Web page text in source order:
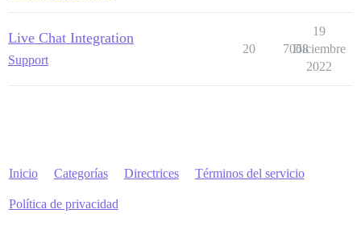
Live Chat Integration
Support
20 7068
19
Diciembre
2022
Inicio Categorías Directrices Términos del servicio
Política de privacidad